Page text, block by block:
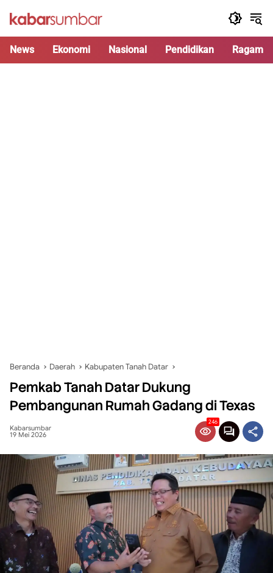
News Ekonomi Nasional Pendidikan Ragam
Beranda Daerah Kabupaten Tanah Datar
Pemkab Tanah Datar Dukung
Pembangunan Rumah Gadang di Texas
Kabarsumbar
19 Mei 2026
246